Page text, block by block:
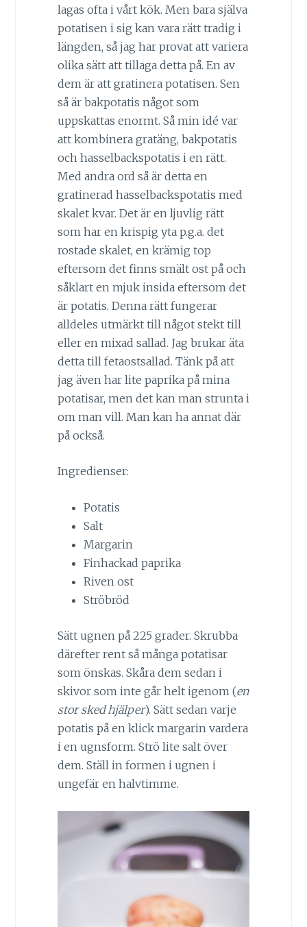
lagas ofta i vårt kök. Men bara själva
potatisen i sig kan vara rätt tradig i
längden, så jag har provat att variera
olika sätt att tillaga detta på. En av
dem är att gratinera potatisen. Sen
så är bakpotatis något som
uppskattas enormt. Så min idé var
att kombinera gratäng, bakpotatis
och hasselbackspotatis i en rätt.
Med andra ord så är detta en
gratinerad hasselbackspotatis med
skalet kvar. Det är en ljuvlig rätt
som har en krispig yta p.g.a. det
rostade skalet, en krämig top
eftersom det finns smält ost på och
såklart en mjuk insida eftersom det
är potatis. Denna rätt fungerar
alldeles utmärkt till något stekt till
eller en mixad sallad. Jag brukar äta
detta till fetaostsallad. Tänk på att
jag även har lite paprika på mina
potatisar, men det kan man strunta i
om man vill. Man kan ha annat där
på också.
Ingredienser:
Potatis
Salt
Margarin
Finhackad paprika
Riven ost
Ströbröd
Sätt ugnen på 225 grader. Skrubba
därefter rent så många potatisar
som önskas. Skåra dem sedan i
skivor som inte går helt igenom (en
stor sked hjälper). Sätt sedan varje
potatis på en klick margarin vardera
i en ugnsform. Strö lite salt över
dem. Ställ in formen i ugnen i
ungefär en halvtimme.